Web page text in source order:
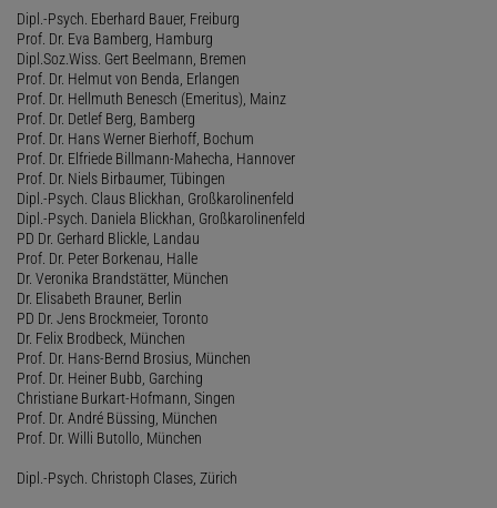
Dipl.-Psych. Eberhard Bauer, Freiburg
Prof. Dr. Eva Bamberg, Hamburg
Dipl.Soz.Wiss. Gert Beelmann, Bremen
Prof. Dr. Helmut von Benda, Erlangen
Prof. Dr. Hellmuth Benesch (Emeritus), Mainz
Prof. Dr. Detlef Berg, Bamberg
Prof. Dr. Hans Werner Bierhoff, Bochum
Prof. Dr. Elfriede Billmann-Mahecha, Hannover
Prof. Dr. Niels Birbaumer, Tübingen
Dipl.-Psych. Claus Blickhan, Großkarolinenfeld
Dipl.-Psych. Daniela Blickhan, Großkarolinenfeld
PD Dr. Gerhard Blickle, Landau
Prof. Dr. Peter Borkenau, Halle
Dr. Veronika Brandstätter, München
Dr. Elisabeth Brauner, Berlin
PD Dr. Jens Brockmeier, Toronto
Dr. Felix Brodbeck, München
Prof. Dr. Hans-Bernd Brosius, München
Prof. Dr. Heiner Bubb, Garching
Christiane Burkart-Hofmann, Singen
Prof. Dr. André Büssing, München
Prof. Dr. Willi Butollo, München
Dipl.-Psych. Christoph Clases, Zürich